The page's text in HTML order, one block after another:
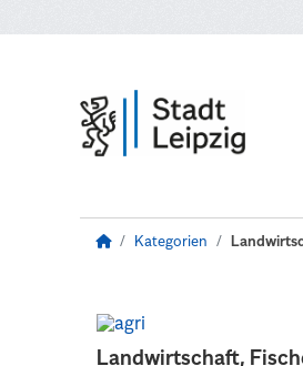
Kategorien
Landwirtschaft,